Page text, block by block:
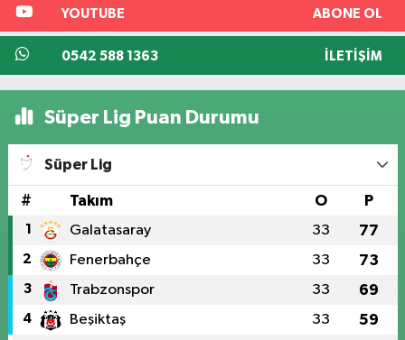
YOUTUBE ABONE OL
0542 588 1363 İLETIŞIM
Süper Lig Puan Durumu
Süper Lig
# Takım O P
1 Galatasaray 33 77
2 Fenerbahçe 33 73
3 Trabzonspor 33 69
4 Beşiktaş 33 59